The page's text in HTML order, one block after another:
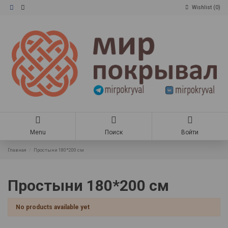
Wishlist (0)
Menu Поиск Войти
Главная Простыни 180*200 см
Простыни 180*200 см
No products available yet